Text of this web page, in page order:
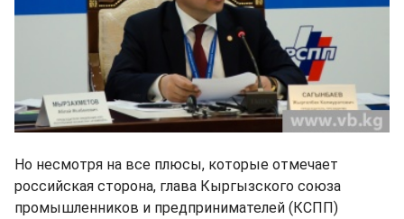
Но несмотря на все плюсы, которые отмечает
российская сторона, глава Кыргызского союза
промышленников и предпринимателей (КСПП)